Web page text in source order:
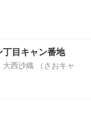
丁目キャン番地
西沙織 （さおキャ